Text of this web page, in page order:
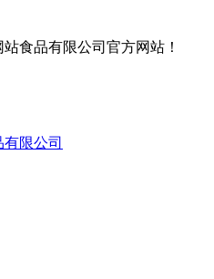
食品有限公司官方网站！